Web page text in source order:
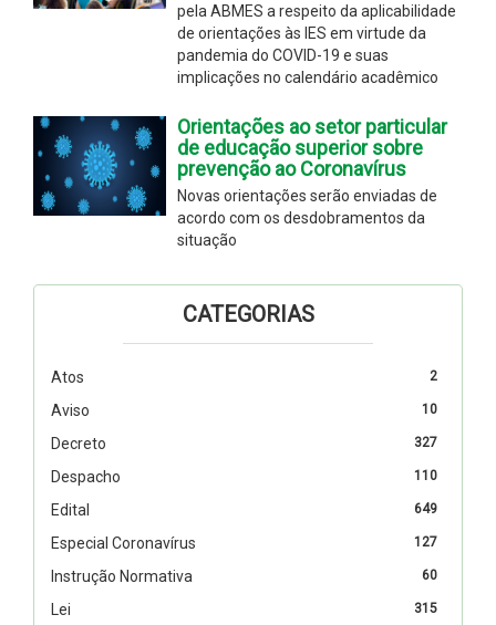
pela ABMES a respeito da aplicabilidade
de orientações às IES em virtude da
pandemia do COVID-19 e suas
implicações no calendário acadêmico
Orientações ao setor particular
de educação superior sobre
prevenção ao Coronavírus
Novas orientações serão enviadas de
acordo com os desdobramentos da
situação
CATEGORIAS
2
Atos
10
Aviso
327
Decreto
110
Despacho
649
Edital
127
Especial Coronavírus
60
Instrução Normativa
315
Lei